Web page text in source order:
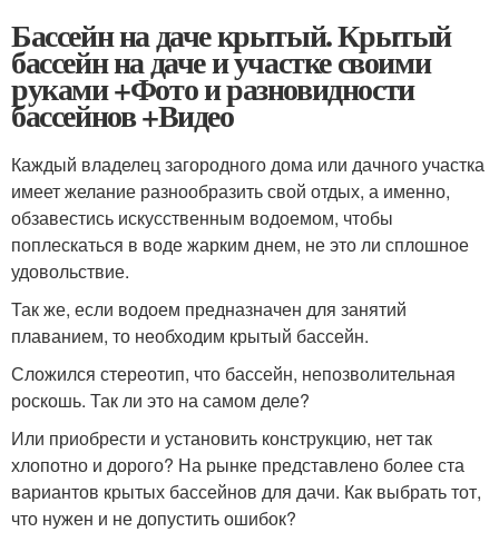
Бассейн на даче крытый. Крытый
бассейн на даче и участке своими
руками +Фото и разновидности
бассейнов +Видео
Каждый владелец загородного дома или дачного участка
имеет желание разнообразить свой отдых, а именно,
обзавестись искусственным водоемом, чтобы
поплескаться в воде жарким днем, не это ли сплошное
удовольствие.
Так же, если водоем предназначен для занятий
плаванием, то необходим крытый бассейн.
Сложился стереотип, что бассейн, непозволительная
роскошь. Так ли это на самом деле?
Или приобрести и установить конструкцию, нет так
хлопотно и дорого? На рынке представлено более ста
вариантов крытых бассейнов для дачи. Как выбрать тот,
что нужен и не допустить ошибок?